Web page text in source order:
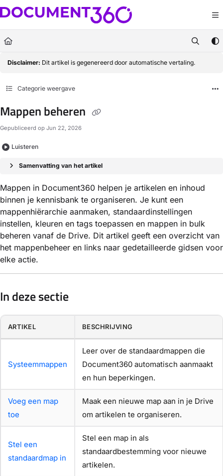
Documentation Index
Fetch the complete documentation index at:https://docs.document360.com/
Use this file to discover all available pages before exploring further.
Disclaimer: Dit artikel is gegenereerd door automatische vertaling.
Categorie weergave
Mappen beheren
Gepubliceerd op Jun 22, 2026
Luisteren
Samenvatting van het artikel
Mappen in Document360 helpen je artikelen en inhoud
binnen je kennisbank te organiseren. Je kunt een
mappenhiërarchie aanmaken, standaardinstellingen
instellen, kleuren en tags toepassen en mappen in bulk
beheren vanaf de Drive. Dit artikel geeft een overzicht van
het mappenbeheer en links naar gedetailleerde gidsen voor
elke actie.
In deze sectie
ARTIKEL BESCHRIJVING
Systeemmappen
Leer over de standaardmappen die
Document360 automatisch aanmaakt
en hun beperkingen.
Voeg een map
toe
Maak een nieuwe map aan in je Drive
om artikelen te organiseren.
Stel een
standaardmap in
Stel een map in als
standaardbestemming voor nieuwe
artikelen.